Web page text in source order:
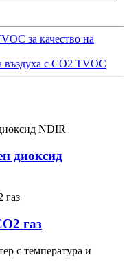
за качество на
въздуха с CO2 TVOC
диоксид
газ